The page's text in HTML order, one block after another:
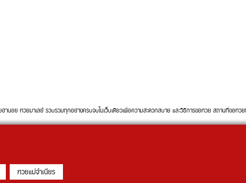
นอย หวยมาเลย์ รวบรวมทุกอย่างครบจบในเว็บเดียวเพื่อความสะดวกสบาย และวิธีการขอหวย สถานที่ขอหว
หวยแม่จำเนียร